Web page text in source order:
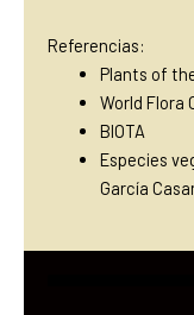
Referencias:
Plants of
World Flora
BIOTA
Especies
García